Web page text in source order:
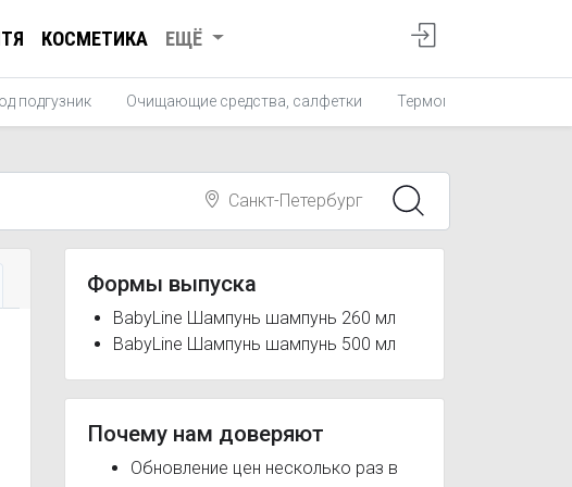
КОСМЕТИКА ЕЩЁ
подгузник Очищающие средства, салфетки Термометры для ванны
Санкт-Петербург
Формы выпуска
BabyLine Шампунь шампунь 260 мл
BabyLine Шампунь шампунь 500 мл
Почему нам доверяют
Обновление цен несколько раз в